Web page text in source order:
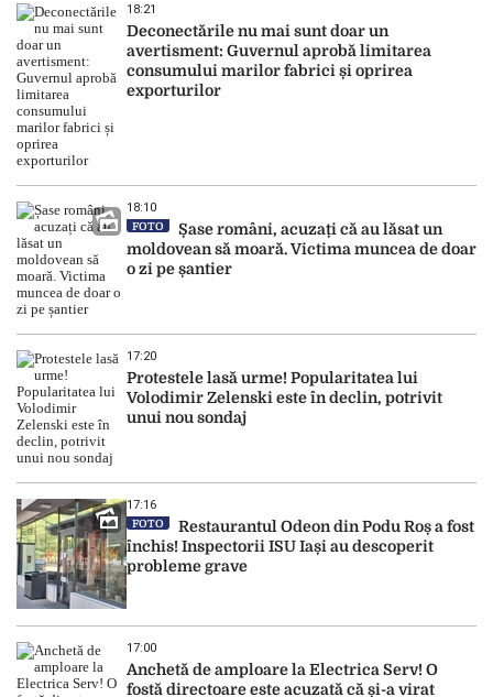
18:21
Deconectările nu mai sunt doar un
avertisment: Guvernul aprobă limitarea
consumului marilor fabrici și oprirea
exporturilor
18:10
FOTO
Șase români, acuzați că au lăsat un
moldovean să moară. Victima muncea de doar
o zi pe șantier
17:20
Protestele lasă urme! Popularitatea lui
Volodimir Zelenski este în declin, potrivit
unui nou sondaj
17:16
FOTO
Restaurantul Odeon din Podu Roș a fost
închis! Inspectorii ISU Iași au descoperit
probleme grave
17:00
Anchetă de amploare la Electrica Serv! O
fostă directoare este acuzată că și-a virat